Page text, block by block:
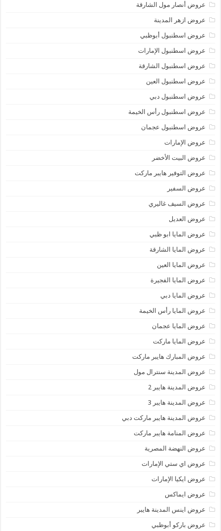
عروض أنصار مول الشارقة
عروض ازهر المدينة
عروض اسطنبول أبوظبي
عروض اسطنبول الإمارات
عروض اسطنبول الشارقة
عروض اسطنبول العين
عروض اسطنبول دبي
عروض اسطنبول رأس الخيمة
عروض اسطنبول عجمان
عروض الإمارات
عروض البيت الأخضر
عروض التوفير هايبر ماركت
عروض السفير
عروض السيف غاليري
عروض العديل
عروض المايا ابو ظبي
عروض المايا الشارقة
عروض المايا العين
عروض المايا الفجيرة
عروض المايا دبي
عروض المايا رأس الخيمة
عروض المايا عجمان
عروض المايا ماركت
عروض المبارك هايبر ماركت
عروض المدينة سنترال مول
عروض المدينة هايبر 2
عروض المدينة هايبر 3
عروض المدينة هايبر ماركت دبي
عروض المنامة هايبر ماركت
عروض النهضة المصرية
عروض اي ستي الإمارات
عروض ايكيا الإمارات
عروض ايماكس
عروض اينس المدينة هايبر
عروض باركو أبوظبي